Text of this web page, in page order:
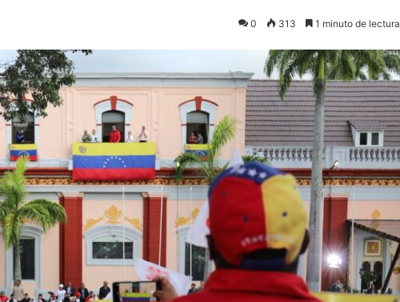
0 313 1 minuto de lectura